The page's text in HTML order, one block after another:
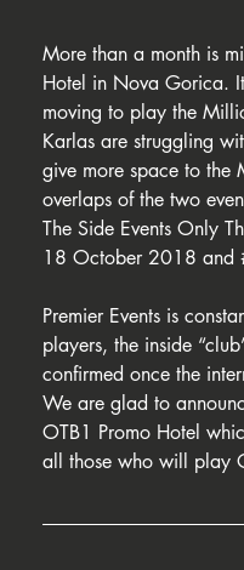
More than a month is
Hotel in Nova Gorica.
moving to play the
Karlas are struggling
give more space to the
overlaps of the two
The Side Events Only
18 October 2018
Premier Events is
players, the inside
confirmed once the
We are glad to
OTB1 Promo Hotel
all those who will play